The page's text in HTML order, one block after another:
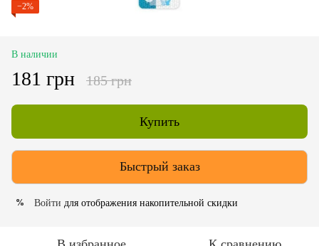
−2%
В наличии
181 грн 185 грн
Купить
Быстрый заказ
% Войти для отображения накопительной скидки